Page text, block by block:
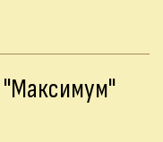
"Максимум"